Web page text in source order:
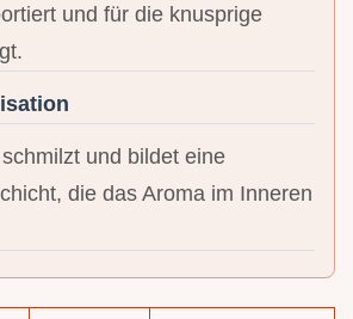
und für die knusprige
und bildet eine
die das Aroma im Inneren